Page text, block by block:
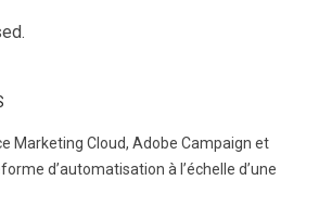
Marketing Cloud, Adobe Campaign et
d’automatisation à l’échelle d’une